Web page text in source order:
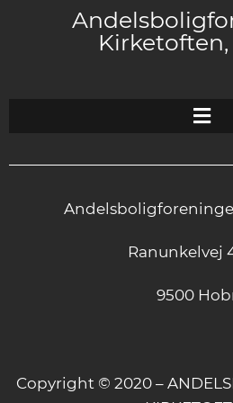
Ranunkelvej
9500
Copyright © 2020 –